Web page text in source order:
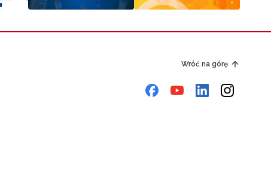
Wróć na górę